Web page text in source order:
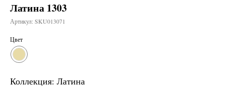
Латина 1303
Артикул: SKU013071
Цвет
Коллекция: Латина